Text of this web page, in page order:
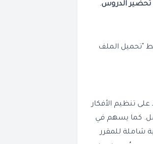
تحضير الدروس.
"تحميل الملف
تنظيم الأفكار
كما يسهم في
شاملة للمقرر